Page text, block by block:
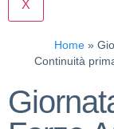
X
Home »
Continuità